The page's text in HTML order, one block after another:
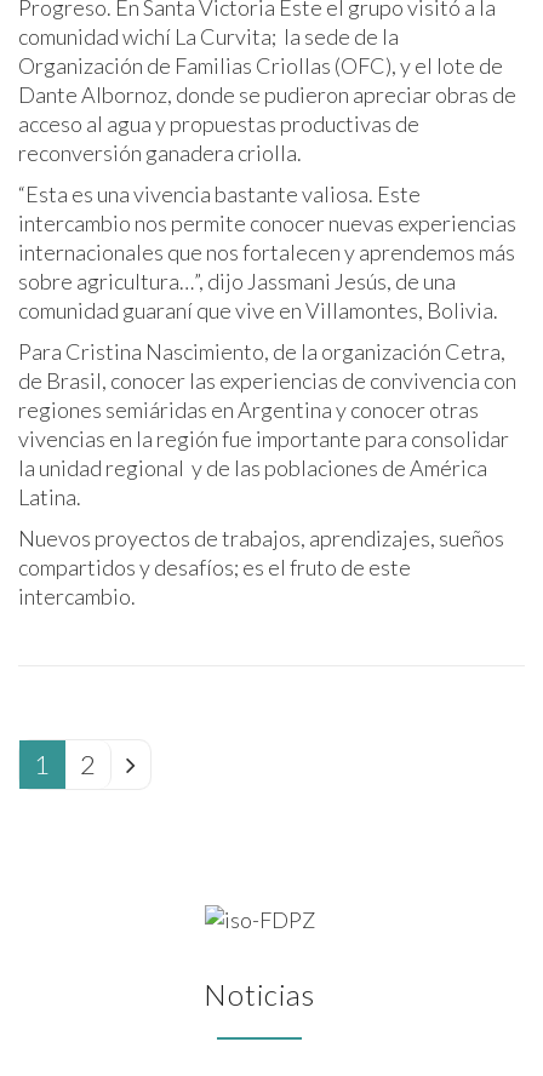
Progreso. En Santa Victoria Este el grupo visitó a la
comunidad wichí La Curvita; la sede de la
Organización de Familias Criollas (OFC), y el lote de
Dante Albornoz, donde se pudieron apreciar obras de
acceso al agua y propuestas productivas de
reconversión ganadera criolla.
“Esta es una vivencia bastante valiosa. Este
intercambio nos permite conocer nuevas experiencias
internacionales que nos fortalecen y aprendemos más
sobre agricultura…”, dijo Jassmani Jesús, de una
comunidad guaraní que vive en Villamontes, Bolivia.
Para Cristina Nascimiento, de la organización Cetra,
de Brasil, conocer las experiencias de convivencia con
regiones semiáridas en Argentina y conocer otras
vivencias en la región fue importante para consolidar
la unidad regional y de las poblaciones de América
Latina.
Nuevos proyectos de trabajos, aprendizajes, sueños
compartidos y desafíos; es el fruto de este
intercambio.
1 2
Noticias